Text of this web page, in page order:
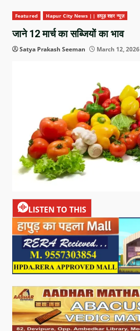
Featured Hapur City News || हापुड़ शहर न्यूज़
जाने 12 मार्च का सब्जियों का भाव
Satya Prakash Seeman March 12, 2026
LISTEN TO THIS